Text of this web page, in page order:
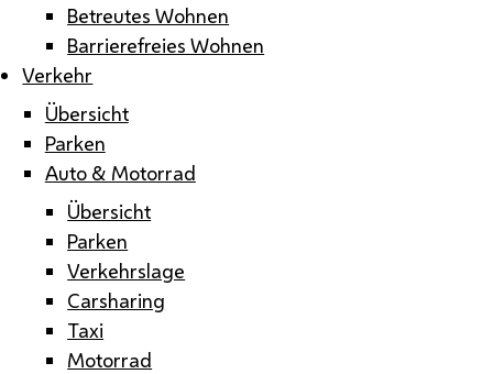
Betreutes Wohnen
Barrierefreies Wohnen
Verkehr
Übersicht
Parken
Auto & Motorrad
Übersicht
Parken
Verkehrslage
Carsharing
Taxi
Motorrad